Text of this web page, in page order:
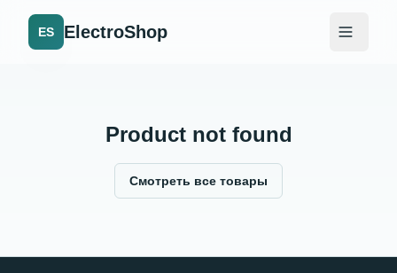
ES ElectroShop
Product not found
Смотреть все товары